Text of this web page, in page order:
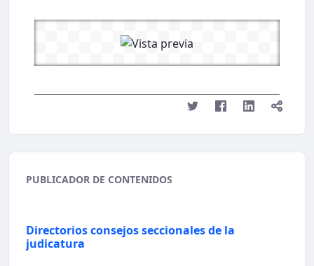
PUBLICADOR DE CONTENIDOS
Directorios consejos seccionales de la
judicatura